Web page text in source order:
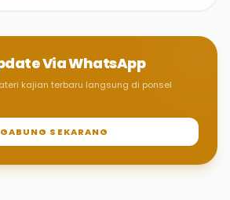
Via WhatsApp
kajian terbaru langsung di ponsel
GABUNG SEKARANG